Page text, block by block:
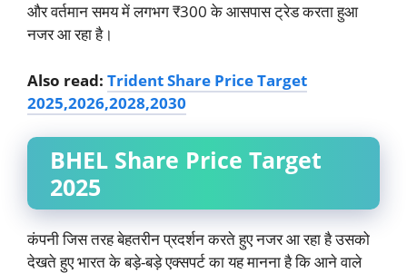
और वर्तमान समय में लगभग ₹300 के आसपास ट्रेड करता हुआ
नजर आ रहा है।
Also read: Trident Share Price Target
2025,2026,2028,2030
BHEL Share Price Target
2025
कंपनी जिस तरह बेहतरीन प्रदर्शन करते हुए नजर आ रहा है उसको
देखते हुए भारत के बड़े-बड़े एक्सपर्ट का यह मानना है कि आने वाले